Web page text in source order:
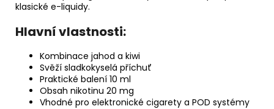
klasické e-liquidy.
Hlavní vlastnosti:
Kombinace jahod a kiwi
Svěží sladkokyselá příchuť
Praktické balení 10 ml
Obsah nikotinu 20 mg
Vhodné pro elektronické cigarety a POD systémy